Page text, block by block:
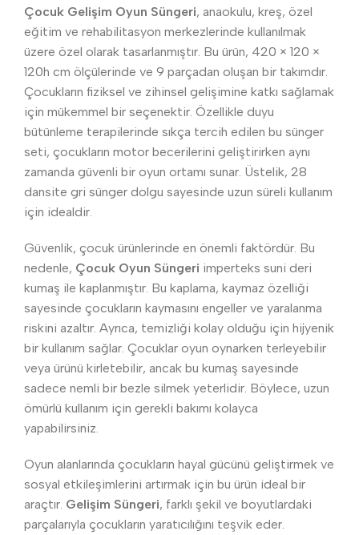
Çocuk Gelişim Oyun Süngeri, anaokulu, kreş, özel
eğitim ve rehabilitasyon merkezlerinde kullanılmak
üzere özel olarak tasarlanmıştır. Bu ürün, 420 × 120 ×
120h cm ölçülerinde ve 9 parçadan oluşan bir takımdır.
Çocukların fiziksel ve zihinsel gelişimine katkı sağlamak
için mükemmel bir seçenektir. Özellikle duyu
bütünleme terapilerinde sıkça tercih edilen bu sünger
seti, çocukların motor becerilerini geliştirirken aynı
zamanda güvenli bir oyun ortamı sunar. Üstelik, 28
dansite gri sünger dolgu sayesinde uzun süreli kullanım
için idealdir.
Güvenlik, çocuk ürünlerinde en önemli faktördür. Bu
nedenle, Çocuk Oyun Süngeri imperteks suni deri
kumaş ile kaplanmıştır. Bu kaplama, kaymaz özelliği
sayesinde çocukların kaymasını engeller ve yaralanma
riskini azaltır. Ayrıca, temizliği kolay olduğu için hijyenik
bir kullanım sağlar. Çocuklar oyun oynarken terleyebilir
veya ürünü kirletebilir, ancak bu kumaş sayesinde
sadece nemli bir bezle silmek yeterlidir. Böylece, uzun
ömürlü kullanım için gerekli bakımı kolayca
yapabilirsiniz.
Oyun alanlarında çocukların hayal gücünü geliştirmek ve
sosyal etkileşimlerini artırmak için bu ürün ideal bir
araçtır. Gelişim Süngeri, farklı şekil ve boyutlardaki
parçalarıyla çocukların yaratıcılığını teşvik eder.